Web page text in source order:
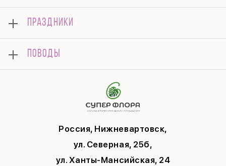
Россия, Нижневартовск,
ул. Северная, 25б,
ул. Ханты-Мансийская, 24
Отзывы
Гарантии
Доставка
Корпоративным клиентам
Вопросы и ответы
Политика конфиденциальности
Соглашение на рекламу
Розы
Композиции
Комнатные
Подарки
Открытки
ПРАЗДНИКИ
14 февраля
День Матери
ПОВОДЫ